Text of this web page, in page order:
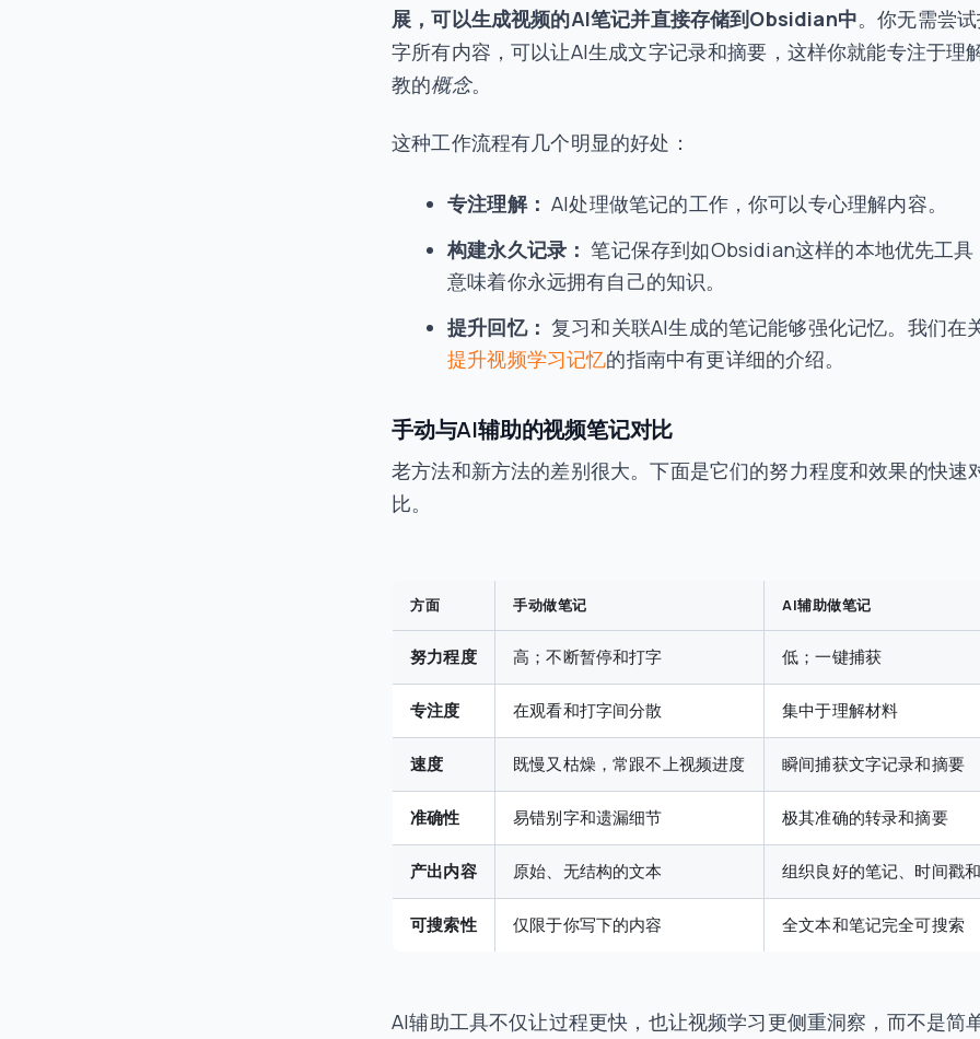
展，可以生成视频的AI笔记并直接存储到Obsidian中。你无需尝
字所有内容，可以让AI生成文字记录和摘要，这样你就能专注于理
教的概念。
这种工作流程有几个明显的好处：
专注理解： AI处理做笔记的工作，你可以专心理解内容。
构建永久记录： 笔记保存到如Obsidian这样的本地优先工具
意味着你永远拥有自己的知识。
提升回忆： 复习和关联AI生成的笔记能够强化记忆。我们在
提升视频学习记忆的指南中有更详细的介绍。
手动与AI辅助的视频笔记对比
老方法和新方法的差别很大。下面是它们的努力程度和效果的快速
比。
方面 手动做笔记 AI辅助做笔记
努力程度 高；不断暂停和打字 低；一键捕获
专注度 在观看和打字间分散 集中于理解材料
速度 既慢又枯燥，常跟不上视频进度 瞬间捕获文字记录和摘要
准确性 易错别字和遗漏细节 极其准确的转录和摘要
产出内容 原始、无结构的文本 组织良好的笔记、时间戳
可搜索性 仅限于你写下的内容 全文本和笔记完全可搜索
AI辅助工具不仅让过程更快，也让视频学习更侧重洞察，而不是简